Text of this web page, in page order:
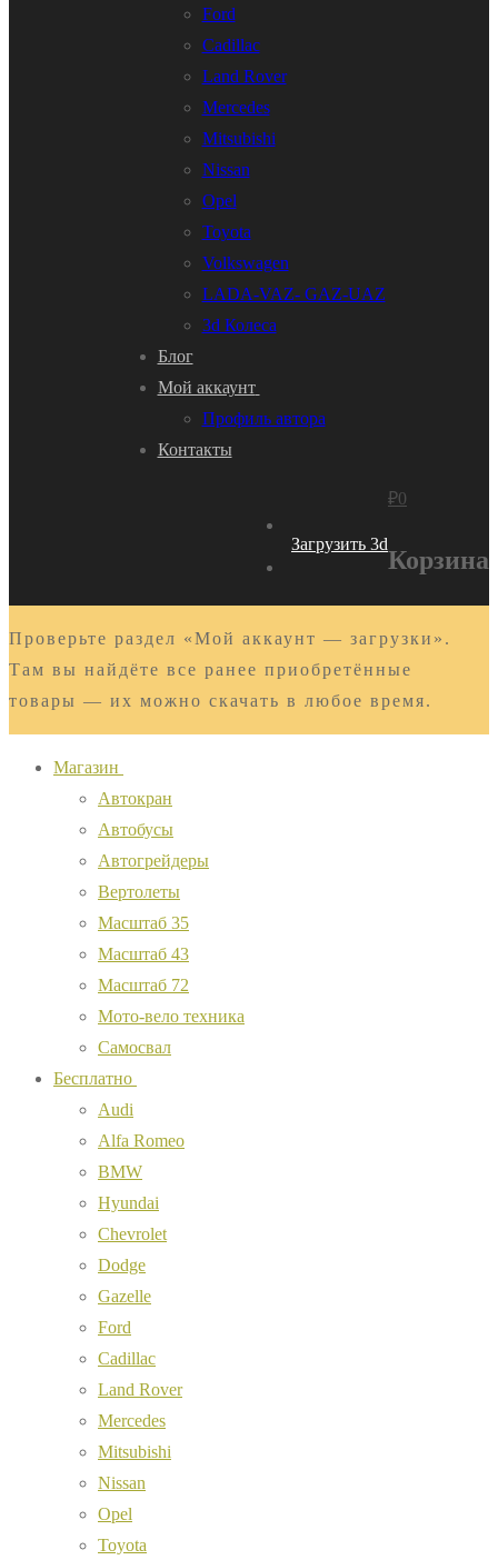
Ford
Cadillac
Land Rover
Mercedes
Mitsubishi
Nissan
Opel
Toyota
Volkswagen
LADA-VAZ- GAZ-UAZ
3d Колеса
Блог
Мой аккаунт
Профиль автора
Контакты
Загрузить 3d
₽0
Корзина
Проверьте раздел «Мой аккаунт — загрузки».
Там вы найдёте все ранее приобретённые
товары — их можно скачать в любое время.
Магазин
Автокран
Автобусы
Автогрейдеры
Вертолеты
Масштаб 35
Масштаб 43
Масштаб 72
Мото-вело техника
Самосвал
Бесплатно
Audi
Alfa Romeo
BMW
Hyundai
Chevrolet
Dodge
Gazelle
Ford
Cadillac
Land Rover
Mercedes
Mitsubishi
Nissan
Opel
Toyota